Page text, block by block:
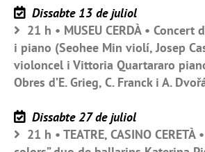
Dissabte 13 de juliol
21 h • MUSEU CERDÀ •
i piano (Seohee Min violí, Josep
violoncel i Vittoria Quartararo
Obres d’E. Grieg, C. Franck i A.
Dissabte 27 de juliol
21 h • TEATRE, CASINO CERETÀ